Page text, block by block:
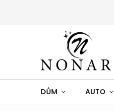
DŮM AUTO